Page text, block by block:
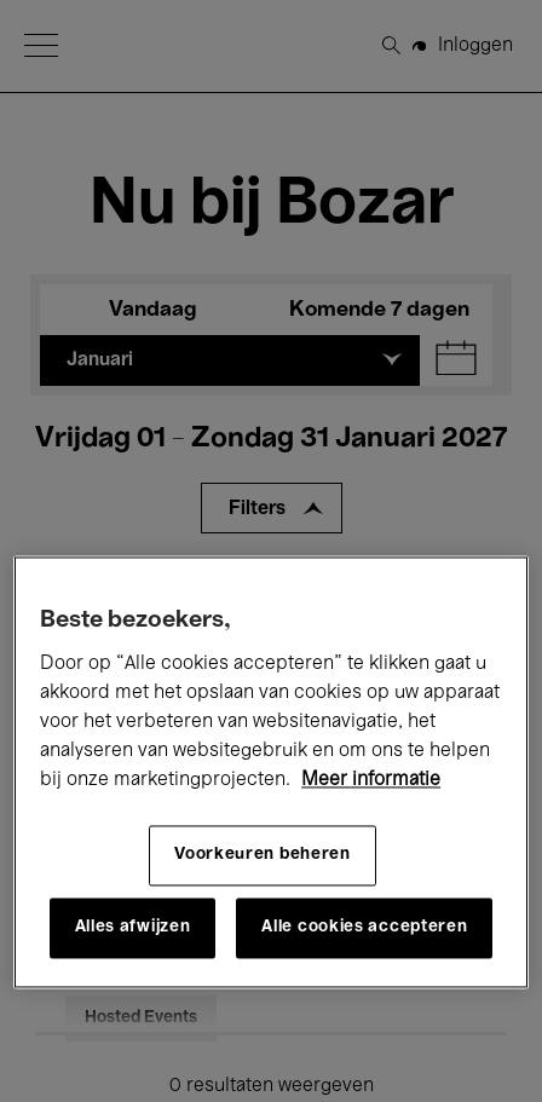
Open Menu
Zoeken
Inloggen
Nu bij Bozar
Vandaag Komende 7 dagen
Januari
Vrijdag 01 - Zondag 31 Januari 2027
Filters
Performances Lezingen & Debatten
Jazz Klassieke Muziek Global Music
Onderwijs Rondleidingen
Hosted Events
0 resultaten weergeven
Beste bezoekers,
Door op “Alle cookies accepteren” te klikken gaat u
akkoord met het opslaan van cookies op uw apparaat
voor het verbeteren van websitenavigatie, het
analyseren van websitegebruik en om ons te helpen
bij onze marketingprojecten.
Meer informatie
Voorkeuren beheren
Alles afwijzen Alle cookies accepteren